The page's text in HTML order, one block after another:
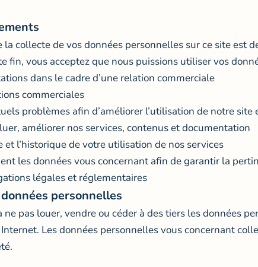
la collecte de vos données personnelles sur ce site est
fin, vous acceptez que nous puissions utiliser vos
dans le cadre d’une relation commerciale
commerciales
problèmes afin d’améliorer l’utilisation de notre site
améliorer nos services, contenus et documentation
et l’historique de votre utilisation de nos services
les données vous concernant afin de garantir la
légales et réglementaires
personnelles
ne pas louer, vendre ou céder à des tiers les données
Les données personnelles vous concernant